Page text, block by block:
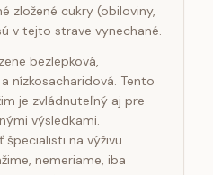
zložené cukry (obiloviny,
v tejto strave vynechané.
bezlepková,
nízkosacharidová. Tento
je zvládnuteľný aj pre
výsledkami.
špecialisti na výživu.
nemeriame, iba